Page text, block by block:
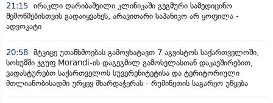
21:15 ირაკლი ღარიბაშვილი კლინიკაში გეგმური სამედიცინო
შემოწმებისთვის გადაიყვანეს, არავითარი საპანიკო არ ყოფილა -
ადვოკატი
20:58 მტკიცე უთანხმოებას გამოვხატავთ 7 აგვისტოს საქართველოში,
სოხუმში ჯგუფ Morandi-ის დაგეგმილ გამოსვლასთან დაკავშირებით,
ვადასტურებთ საქართველოს სუვერენიტეტისა და ტერიტორიული
მთლიანობისადმი ურყევ მხარდაჭერას - რუმინეთის საგარეო უწყება